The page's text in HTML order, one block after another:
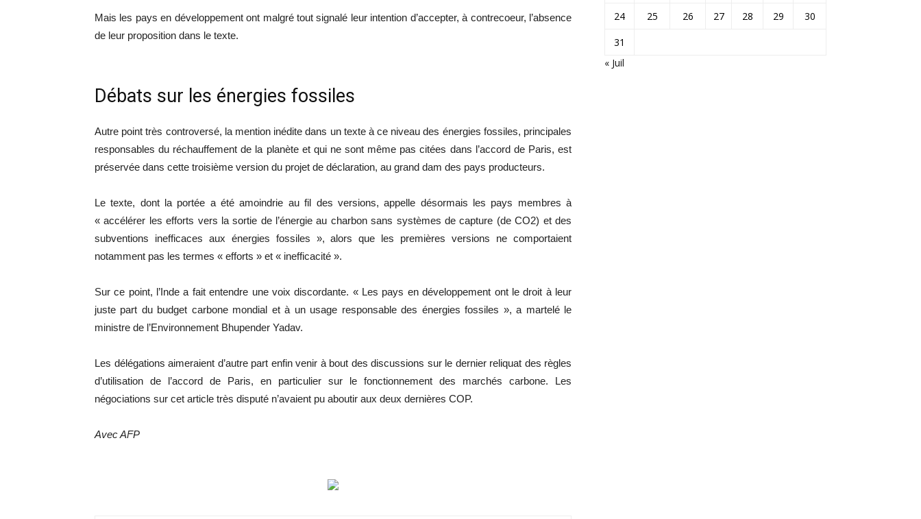
Mais les pays en développement ont malgré tout signalé leur intention d’accepter, à contrecoeur, l’absence
de leur proposition dans le texte.
Débats sur les énergies fossiles
Autre point très controversé, la mention inédite dans un texte à ce niveau des énergies fossiles, principales
responsables du réchauffement de la planète et qui ne sont même pas citées dans l’accord de Paris, est
préservée dans cette troisième version du projet de déclaration, au grand dam des pays producteurs.
Le texte, dont la portée a été amoindrie au fil des versions, appelle désormais les pays membres à
« accélérer les efforts vers la sortie de l’énergie au charbon sans systèmes de capture (de CO2) et des
subventions inefficaces aux énergies fossiles », alors que les premières versions ne comportaient
notamment pas les termes « efforts » et « inefficacité ».
Sur ce point, l’Inde a fait entendre une voix discordante. « Les pays en développement ont le droit à leur
juste part du budget carbone mondial et à un usage responsable des énergies fossiles », a martelé le
ministre de l’Environnement Bhupender Yadav.
Les délégations aimeraient d’autre part enfin venir à bout des discussions sur le dernier reliquat des règles
d’utilisation de l’accord de Paris, en particulier sur le fonctionnement des marchés carbone. Les
négociations sur cet article très disputé n’avaient pu aboutir aux deux dernières COP.
Avec AFP
24
25 26 27 28 29
30
31
« Juil